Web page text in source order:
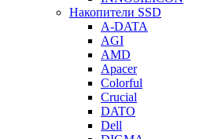
Накопители SSD
A-DATA
AGI
AMD
Apacer
Colorful
Crucial
DATO
Dell